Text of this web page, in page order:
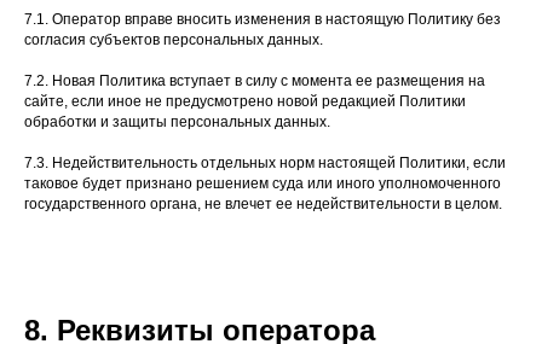
7.1. Оператор вправе вносить изменения в настоящую Политику без
согласия субъектов персональных данных.
7.2. Новая Политика вступает в силу с момента ее размещения на
сайте, если иное не предусмотрено новой редакцией Политики
обработки и защиты персональных данных.
7.3. Недействительность отдельных норм настоящей Политики, если
таковое будет признано решением суда или иного уполномоченного
государственного органа, не влечет ее недействительности в целом.
8. Реквизиты оператора